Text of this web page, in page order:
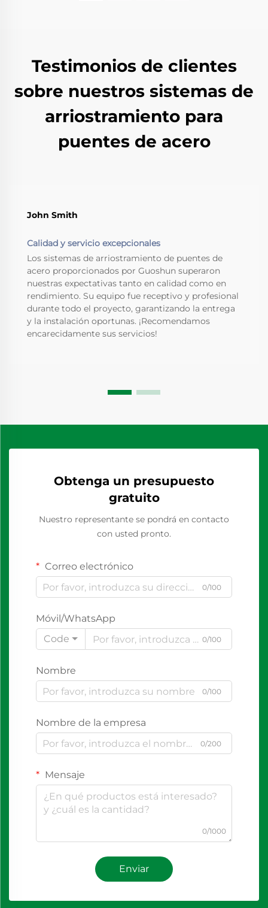
Testimonios de clientes
sobre nuestros sistemas de
arriostramiento para
puentes de acero
John Smith
Calidad y servicio excepcionales
Los sistemas de arriostramiento de puentes de
acero proporcionados por Guoshun superaron
nuestras expectativas tanto en calidad como en
rendimiento. Su equipo fue receptivo y profesional
durante todo el proyecto, garantizando la entrega
y la instalación oportunas. ¡Recomendamos
encarecidamente sus servicios!
Obtenga un presupuesto
gratuito
Nuestro representante se pondrá en contacto
con usted pronto.
Correo electrónico
0/100
Móvil/WhatsApp
Code
0/100
Nombre
0/100
Nombre de la empresa
0/200
Mensaje
0/1000
Enviar